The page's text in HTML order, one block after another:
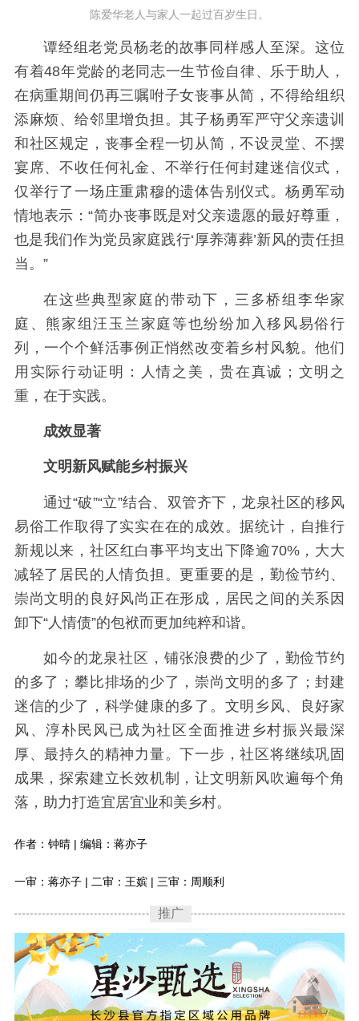
陈爱华老人与家人一起过百岁生日。
谭经组老党员杨老的故事同样感人至深。这位
有着48年党龄的老同志一生节俭自律、乐于助人，
在病重期间仍再三嘱咐子女丧事从简，不得给组织
添麻烦、给邻里增负担。其子杨勇军严守父亲遗训
和社区规定，丧事全程一切从简，不设灵堂、不摆
宴席、不收任何礼金、不举行任何封建迷信仪式，
仅举行了一场庄重肃穆的遗体告别仪式。杨勇军动
情地表示：“简办丧事既是对父亲遗愿的最好尊重，
也是我们作为党员家庭践行‘厚养薄葬’新风的责任担
当。”
在这些典型家庭的带动下，三多桥组李华家
庭、熊家组汪玉兰家庭等也纷纷加入移风易俗行
列，一个个鲜活事例正悄然改变着乡村风貌。他们
用实际行动证明：人情之美，贵在真诚；文明之
重，在于实践。
成效显著
文明新风赋能乡村振兴
通过“破”“立”结合、双管齐下，龙泉社区的移风
易俗工作取得了实实在在的成效。据统计，自推行
新规以来，社区红白事平均支出下降逾70%，大大
减轻了居民的人情负担。更重要的是，勤俭节约、
崇尚文明的良好风尚正在形成，居民之间的关系因
卸下“人情债”的包袱而更加纯粹和谐。
如今的龙泉社区，铺张浪费的少了，勤俭节约
的多了；攀比排场的少了，崇尚文明的多了；封建
迷信的少了，科学健康的多了。文明乡风、良好家
风、淳朴民风已成为社区全面推进乡村振兴最深
厚、最持久的精神力量。下一步，社区将继续巩固
成果，探索建立长效机制，让文明新风吹遍每个角
落，助力打造宜居宜业和美乡村。
作者：钟晴 | 编辑：蒋亦子
一审：蒋亦子 | 二审：王嫔 | 三审：周顺利
推广